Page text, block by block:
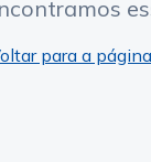
para a